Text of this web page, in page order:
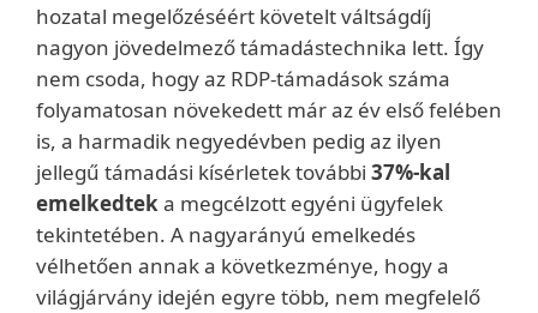
hozatal megelőzéséért követelt váltságdíj
nagyon jövedelmező támadástechnika lett. Így
nem csoda, hogy az RDP-támadások száma
folyamatosan növekedett már az év első felében
is, a harmadik negyedévben pedig az ilyen
jellegű támadási kísérletek további 37%-kal
emelkedteka megcélzott egyéni ügyfelek
tekintetében. A nagyarányú emelkedés
vélhetően annak a következménye, hogy a
világjárvány idején egyre több, nem megfelelő